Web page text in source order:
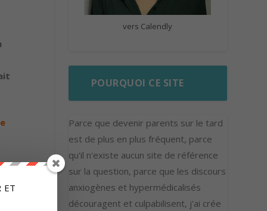
vers Calendly
POURQUOI CE SITE
Parce que devenir parents sur le tard
est de plus en plus fréquent, parce
qu'il n'existe aucun site de référence
sur la question, parce que les discours
anxiogènes et hypermédicalisés
découragent et culpabilisent, j'ai crée
ET